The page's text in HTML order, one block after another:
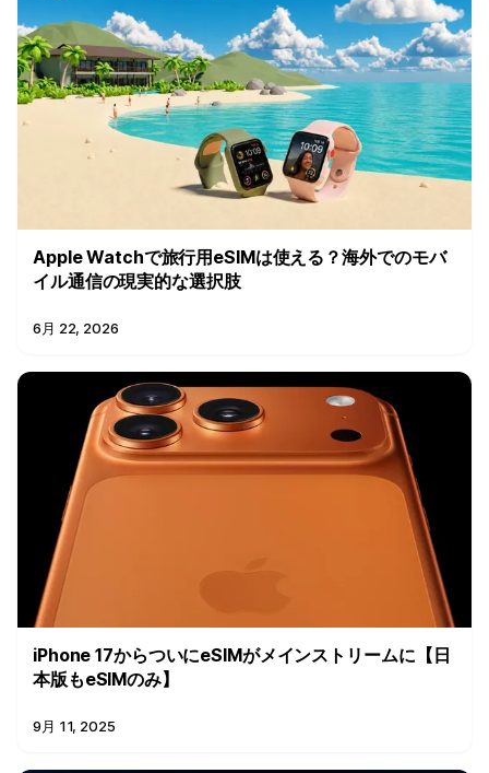
Apple Watchで旅行用eSIMは使える？海外でのモバ
イル通信の現実的な選択肢
6月 22, 2026
iPhone 17からついにeSIMがメインストリームに【日
本版もeSIMのみ】
9月 11, 2025